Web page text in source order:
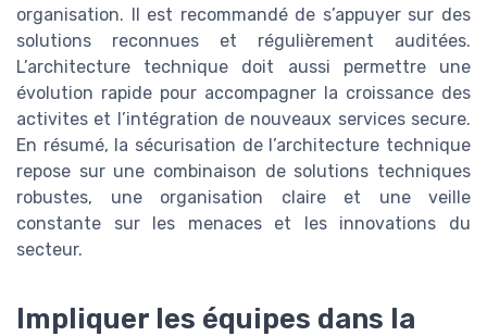
organisation. Il est recommandé de s’appuyer sur des
solutions reconnues et régulièrement auditées.
L’architecture technique doit aussi permettre une
évolution rapide pour accompagner la croissance des
activites et l’intégration de nouveaux services secure.
En résumé, la sécurisation de l’architecture technique
repose sur une combinaison de solutions techniques
robustes, une organisation claire et une veille
constante sur les menaces et les innovations du
secteur.
Impliquer les équipes dans la